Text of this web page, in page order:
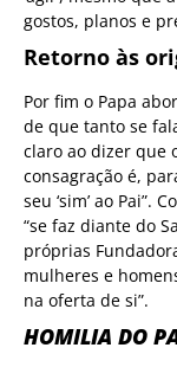
gostos, planos e
Retorno às
Por fim o Papa
de que tanto se
claro ao dizer que
consagração é,
seu ‘sim’ ao Pai”.
“se faz diante do
próprias
mulheres e
na oferta de si”.
HOMILIA DO